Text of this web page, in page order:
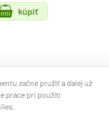
+
kúpiť
začne pružiť a ďalej už
práce pri použití